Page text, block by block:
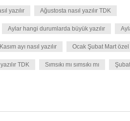
yazılır Ağustosta nasıl yazılır TDK
Aylar hangi durumlarda büyük yazılır
ayı nasıl yazılır Ocak Şubat Mart
TDK Sımsıkı mı sımsıkı mı